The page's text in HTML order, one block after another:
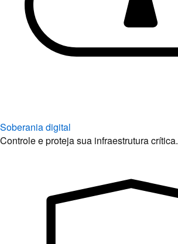
Soberania digital
Controle e proteja sua infraestrutura crítica.